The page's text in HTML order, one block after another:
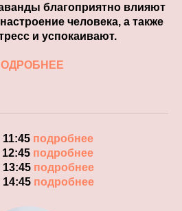
благоприятно влияют
человека, а также
и успокаивают.
11:45 подробнее
12:45 подробнее
13:45 подробнее
14:45 подробнее